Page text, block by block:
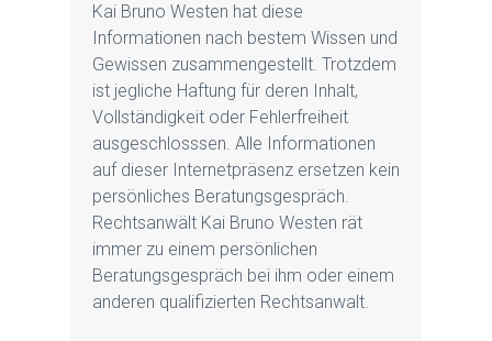
Kai Bruno Westen hat diese
Informationen nach bestem Wissen und
Gewissen zusammengestellt. Trotzdem
ist jegliche Haftung für deren Inhalt,
Vollständigkeit oder Fehlerfreiheit
ausgeschlosssen. Alle Informationen
auf dieser Internetpräsenz ersetzen kein
persönliches Beratungsgespräch.
Rechtsanwält Kai Bruno Westen rät
immer zu einem persönlichen
Beratungsgespräch bei ihm oder einem
anderen qualifizierten Rechtsanwalt.